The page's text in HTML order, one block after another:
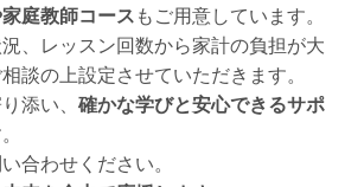
庭教師コース もご用意しています。
、レッスン回数から家計の負担が大
談の上設定させていただきます。
添い、 確かな学びと安心できるサポ
合わせください。